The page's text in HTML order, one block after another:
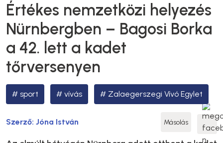
Értékes nemzetközi helyezés
Nürnbergben – Bagosi Borka
a 42. lett a kadet
tőrversenyen
sport vívás Zalaegerszegi Vívó Egylet
Szerző: Jóna István Másolás